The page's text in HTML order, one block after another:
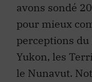
avons sondé
pour mieux
perceptions
Yukon, les
le Nunavut.